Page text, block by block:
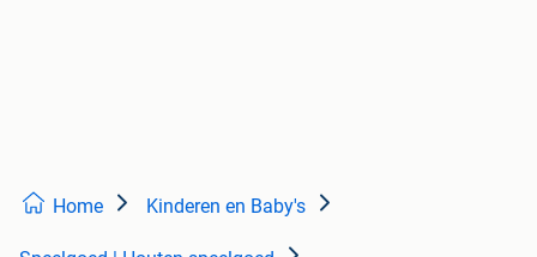
Home Kinderen en Baby's